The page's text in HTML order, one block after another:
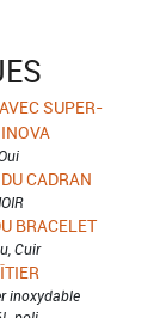
SUPER-
CADRAN
BRACELET
Cuir
inoxydable